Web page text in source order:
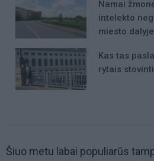
Namai
intelekto
miesto dalyje
Kas tas
rytais
Šiuo metu labai populiarūs